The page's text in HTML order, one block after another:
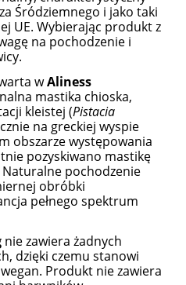
Śródziemnego i jako taki
UE. Wybierając produkt z
na pochodzenie i
wAliness
mastika chioska,
kleistej (Pistacia
na greckiej wyspie
obszarze występowania
pozyskiwano mastikę
pochodzenie
obróbki
pełnego spektrum
nie zawiera żadnych
dzięki czemu stanowi
Produkt nie zawiera